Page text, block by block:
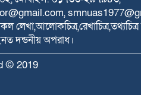
,
দন্ডনীয় অপরাধ।
© 2019